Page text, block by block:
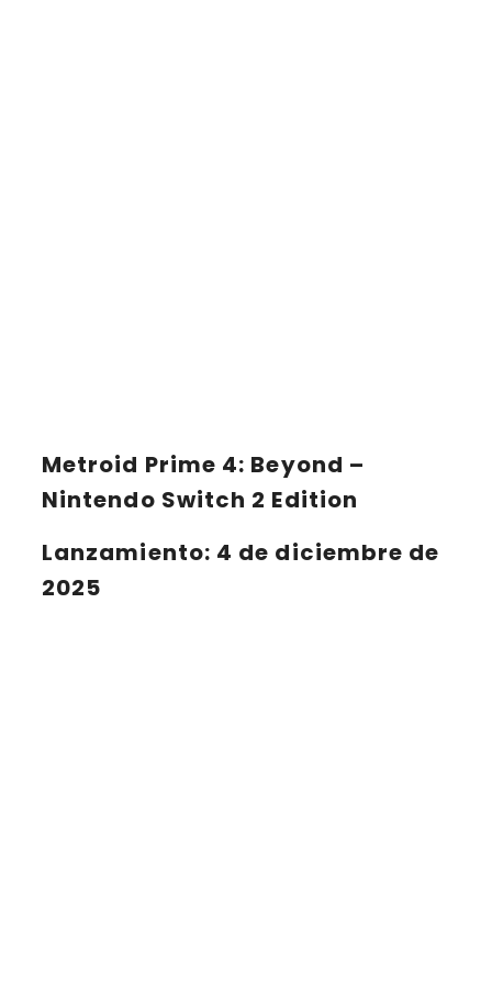
Metroid Prime 4: Beyond –
Nintendo Switch 2 Edition
Lanzamiento: 4 de diciembre de
2025